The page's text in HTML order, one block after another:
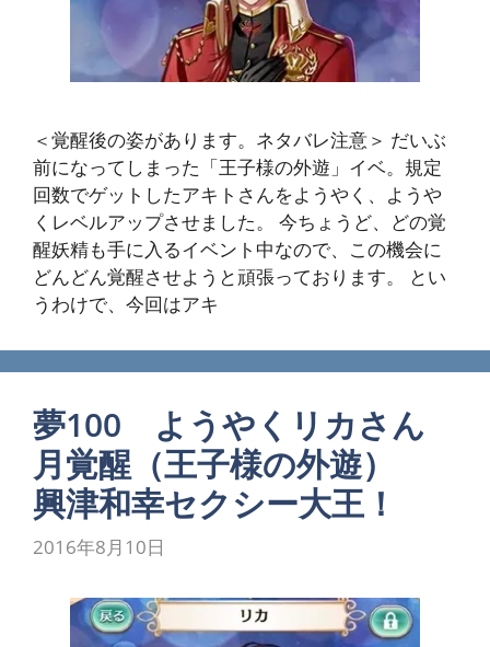
＜覚醒後の姿があります。ネタバレ注意＞ だいぶ
前になってしまった「王子様の外遊」イベ。規定
回数でゲットしたアキトさんをようやく、ようや
くレベルアップさせました。 今ちょうど、どの覚
醒妖精も手に入るイベント中なので、この機会に
どんどん覚醒させようと頑張っております。 とい
うわけで、今回はアキ
夢100 ようやくリカさん
月覚醒（王子様の外遊）
興津和幸セクシー大王！
2016年8月10日